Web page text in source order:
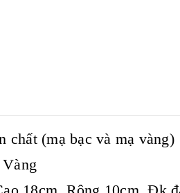
chất (mạ bạc và mạ vàng)